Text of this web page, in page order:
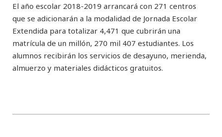
El año escolar 2018-2019 arrancará con 271 centros
que se adicionarán a la modalidad de Jornada Escolar
Extendida para totalizar 4,471 que cubrirán una
matrícula de un millón, 270 mil 407 estudiantes. Los
alumnos recibirán los servicios de desayuno, merienda,
almuerzo y materiales didácticos gratuitos.